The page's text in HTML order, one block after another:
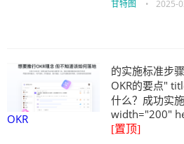
甘特图 • 2025-
OKR
的实施标准步
OKR的要点"
什么？成功实
width="200"
[置顶]